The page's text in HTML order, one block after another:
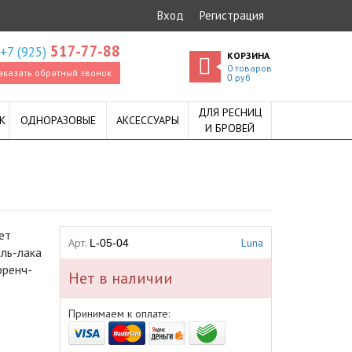
Вход Регистрация
+7 (925) 517-77-88
обратный звонок
КОРЗИНА
0 товаров
0руб
ОДНОРАЗОВЫЕ АКСЕССУАРЫ
ДЛЯ РЕСНИЦ
И БРОВЕЙ
лака
Арт. L-05-04 Luna
Нет в наличии
Принимаем к оплате: